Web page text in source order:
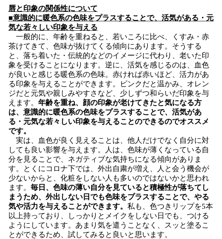
唇と印象の関係性について
■意識的に暖色系の色味をプラスすることで、活気がある・元
気な若々しい印象を与える
一般的に、年齢を重ねると、若いころに比べ、くすみ・赤
茶けてきて、色味が抜けてくる傾向にあります。そうする
と、落ち着いた・伝統的などのイメージに代わり、老いた印
象を受けることになります。逆に、活気を感じるのは、血色
が良いと感じる暖色系の色味。赤ければ赤いほど、活力があ
る印象を与えることができます。ピンクだと温かみ、オレン
ジだと元気や親しみやすさなど、少しずつ和らいだ印象を与
えます。 年齢を重ね、顔の印象が老けてきたと気になる方
は、意識的に暖色系の色味をプラスすることで、活気があ
る・元気な若々しい印象を与えることのできるのでオススメ
です。
実は、血色が良く見えることは、他人だけでなく自分に対
しても良い影響を与えます。人は、色味が薄くなっている自
分を見ることで、ネガティブな気持ちになる傾向がありま
す。とくにコロナ下では、外出自粛が増え、人と会う機会が
少ないからと、化粧をしない人も多いのではないかと思われ
ます。 毎日、色味の薄い自分を見ていると積極性が落ちてし
まうため、外出しない日でも色味をプラスすることで、やる
気や活力を与えることができます。 私も、色つきリップを5本
以上持っており、しっかりとメイクをしない日でも、つける
ようにしています。あまり気を遣うことなく、スッと塗るこ
とができるため、試してみると良いと思います。